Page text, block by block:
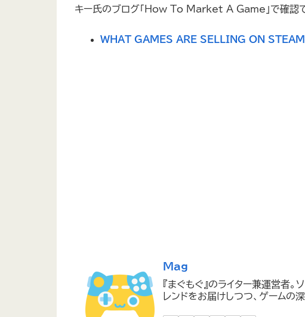
キー氏のブログ「How To Market A Game」で確認で
WHAT GAMES ARE SELLING ON
Mag
『まぐもぐ』のライター兼運営者
レンドをお届けしつつ、ゲームの